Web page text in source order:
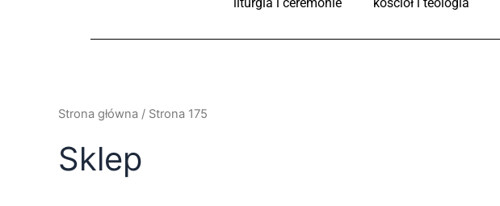
Strona główna / Strona 175
Sklep